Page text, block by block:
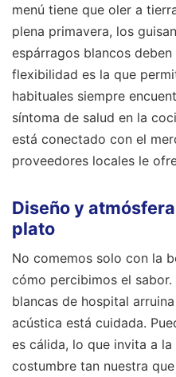
menú tiene que oler a
plena primavera, los
espárragos blancos
flexibilidad es la que
habituales siempre
síntoma de salud en la
está conectado con el
proveedores locales le
Diseño y
plato
No comemos solo con la
cómo percibimos el
blancas de hospital
acústica está cuidada.
es cálida, lo que invita a la
costumbre tan nuestra